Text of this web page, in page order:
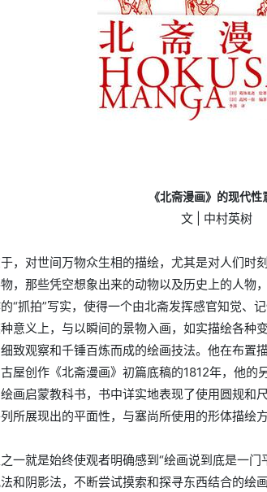
《北斋漫画》的现代性
文 | 中村英树
于，对世间万物众生相的描绘，尤其是对人们
，那些凭空想象出来的动物以及历史上的人物
“抓拍”写实，使得一个由北斋发挥感官知觉、
意义上，与以瞬间的景物入画，如实描绘各种
致观察和千锤百炼而成的绘画技法。他在布置
屋创作《北斋漫画》初篇底稿的1812年，他
画启蒙教科书，书中详实地表现了使用圆规和
所展现出的平面性，与塞尚所使用的形体描绘方
一就是始终使观者明确感到“绘画说到底是一
和阴影法，不断尝试摸索和探寻东西结合的绘